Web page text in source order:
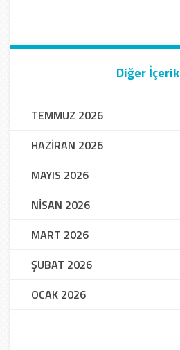
Diğer
TEMMUZ 2026
HAZİRAN 2026
MAYIS 2026
NİSAN 2026
MART 2026
ŞUBAT 2026
OCAK 2026